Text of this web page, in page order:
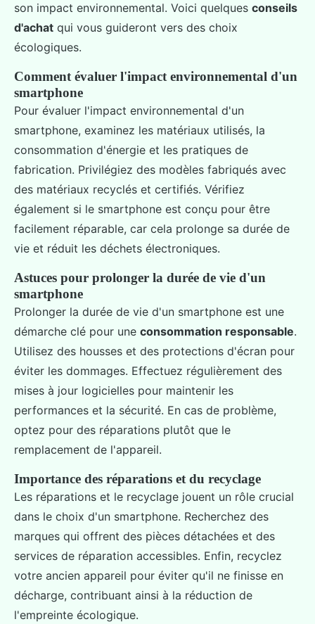
son impact environnemental. Voici quelques conseils
d'achat qui vous guideront vers des choix
écologiques.
Comment évaluer l'impact environnemental d'un
smartphone
Pour évaluer l'impact environnemental d'un
smartphone, examinez les matériaux utilisés, la
consommation d'énergie et les pratiques de
fabrication. Privilégiez des modèles fabriqués avec
des matériaux recyclés et certifiés. Vérifiez
également si le smartphone est conçu pour être
facilement réparable, car cela prolonge sa durée de
vie et réduit les déchets électroniques.
Astuces pour prolonger la durée de vie d'un
smartphone
Prolonger la durée de vie d'un smartphone est une
démarche clé pour une consommation responsable.
Utilisez des housses et des protections d'écran pour
éviter les dommages. Effectuez régulièrement des
mises à jour logicielles pour maintenir les
performances et la sécurité. En cas de problème,
optez pour des réparations plutôt que le
remplacement de l'appareil.
Importance des réparations et du recyclage
Les réparations et le recyclage jouent un rôle crucial
dans le choix d'un smartphone. Recherchez des
marques qui offrent des pièces détachées et des
services de réparation accessibles. Enfin, recyclez
votre ancien appareil pour éviter qu'il ne finisse en
décharge, contribuant ainsi à la réduction de
l'empreinte écologique.